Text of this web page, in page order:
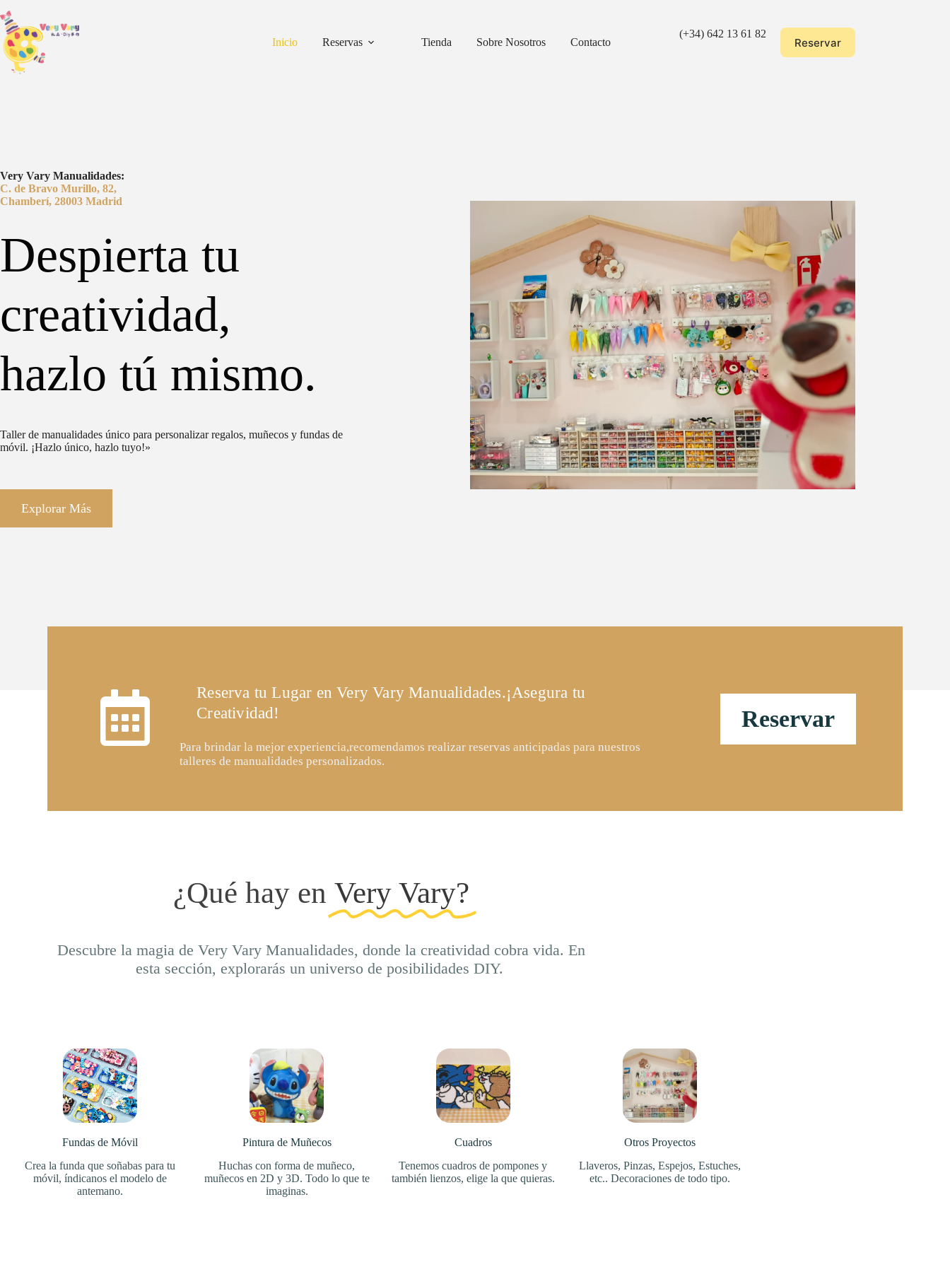
Inicio Reservas Tienda Sobre Nosotros Contacto
(+34) 642 13 61 82
Reservar
Very Vary Manualidades:
C. de Bravo Murillo, 82,
Chamberí, 28003 Madrid
Despierta tu
creatividad,
hazlo tú mismo.
Taller de manualidades único para personalizar regalos, muñecos y fundas de
móvil. ¡Hazlo único, hazlo tuyo!»
Explorar Más
Reserva tu Lugar en Very Vary Manualidades.¡Asegura tu
Creatividad!
Para brindar la mejor experiencia,recomendamos realizar reservas anticipadas para nuestros
talleres de manualidades personalizados.
Reservar
¿Qué hay en Very Vary?
Descubre la magia de Very Vary Manualidades, donde la creatividad cobra vida. En
esta sección, explorarás un universo de posibilidades DIY.
Fundas de Móvil
Crea la funda que soñabas para tu
móvil, índicanos el modelo de
antemano.
Pintura de Muñecos
Huchas con forma de muñeco,
muñecos en 2D y 3D. Todo lo que te
imaginas.
Cuadros
Tenemos cuadros de pompones y
también lienzos, elige la que quieras.
Otros Proyectos
Llaveros, Pinzas, Espejos, Estuches,
etc.. Decoraciones de todo tipo.